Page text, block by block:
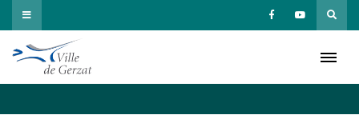
Passer
au
contenu